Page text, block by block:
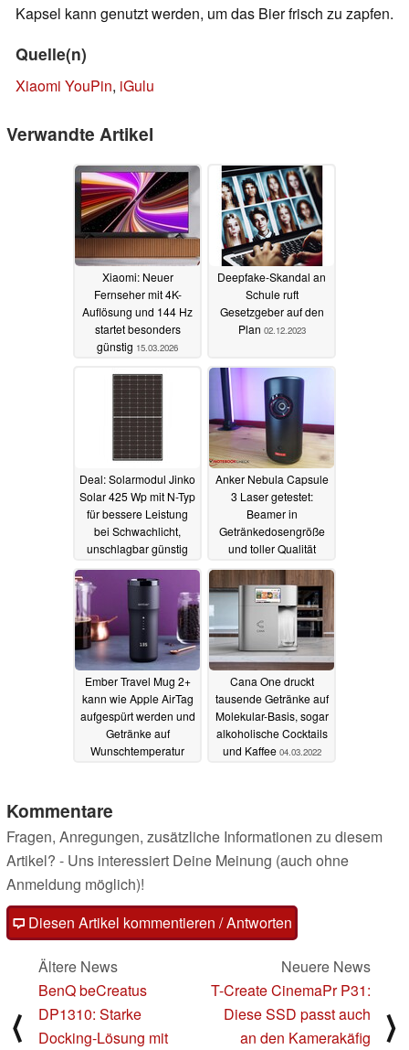
Kapsel kann genutzt werden, um das Bier frisch zu zapfen.
Quelle(n)
Xiaomi YouPin, iGulu
Verwandte Artikel
Xiaomi: Neuer
Fernseher mit 4K-
Auflösung und 144 Hz
startet besonders
günstig 15.03.2026
Deepfake-Skandal an
Schule ruft
Gesetzgeber auf den
Plan 02.12.2023
Deal: Solarmodul Jinko
Solar 425 Wp mit N-Typ
für bessere Leistung
bei Schwachlicht,
unschlagbar günstig
ab 63 Euro02.12.2023
Anker Nebula Capsule
3 Laser getestet:
Beamer in
Getränkedosengröße
und toller Qualität
19.11.2023
Ember Travel Mug 2+
kann wie Apple AirTag
aufgespürt werden und
Getränke auf
Wunschtemperatur
Cana One druckt
tausende Getränke auf
Molekular-Basis, sogar
alkoholische Cocktails
und Kaffee 04.03.2022
Kommentare
Fragen, Anregungen, zusätzliche Informationen zu diesem
Artikel? - Uns interessiert Deine Meinung (auch ohne
Anmeldung möglich)!
Diesen Artikel kommentieren / Antworten
⟨
Ältere News
BenQ beCreatus
DP1310: Starke
Docking-Lösung mit
Neuere News
T-Create CinemaPr P31:
Diese SSD passt auch
an den Kamerakäfig
⟩